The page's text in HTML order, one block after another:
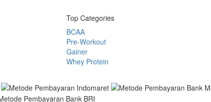
Top Categories
BCAA
Pre-Workout
Gainer
Whey Protein